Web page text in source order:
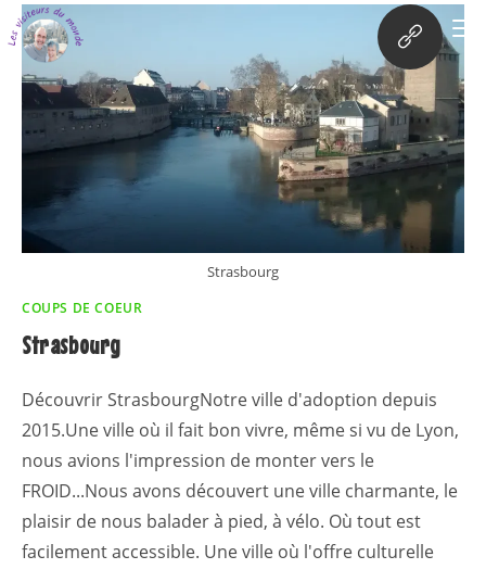
Strasbourg
COUPS DE COEUR
Strasbourg
Découvrir StrasbourgNotre ville d'adoption depuis
2015.Une ville où il fait bon vivre, même si vu de Lyon,
nous avions l'impression de monter vers le
FROID...Nous avons découvert une ville charmante, le
plaisir de nous balader à pied, à vélo. Où tout est
facilement accessible. Une ville où l'offre culturelle